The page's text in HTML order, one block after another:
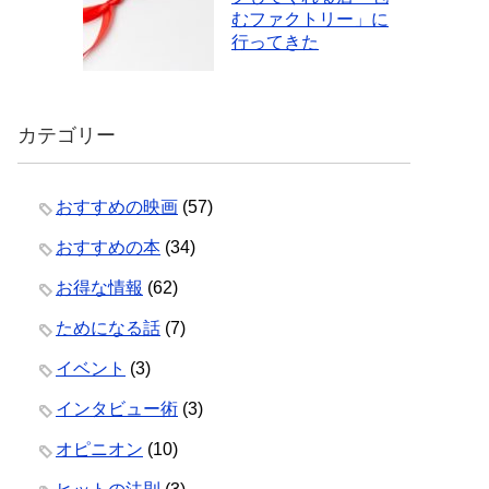
むファクトリー」に
行ってきた
カテゴリー
おすすめの映画 (57)
おすすめの本 (34)
お得な情報 (62)
ためになる話 (7)
イベント (3)
インタビュー術 (3)
オピニオン (10)